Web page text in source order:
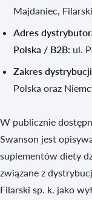
Majdaniec,
Adres
Polska / B2B: ul.
Zakres
Polska oraz
W publicznie
Swanson jest
suplementów diety
związane z
Filarski sp. k. jako